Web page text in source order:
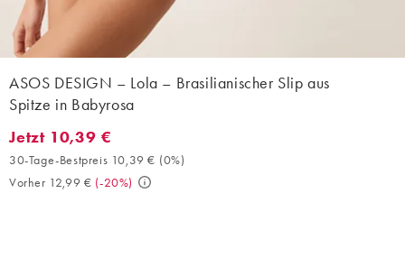
ASOS DESIGN – Lola – Brasilianischer Slip aus
Spitze in Babyrosa
Jetzt 10,39 €. 30-Tage-Bestpreis 10,39 € (0%). Vorher 12,99 €.
Jetzt 10,39 €
30-Tage-Bestpreis 10,39 € (0%)
Vorher 12,99 € (-20%)